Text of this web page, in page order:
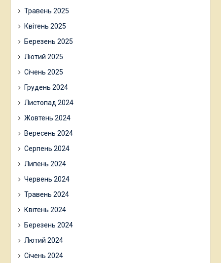
Травень 2025
Квітень 2025
Березень 2025
Лютий 2025
Січень 2025
Грудень 2024
Листопад 2024
Жовтень 2024
Вересень 2024
Серпень 2024
Липень 2024
Червень 2024
Травень 2024
Квітень 2024
Березень 2024
Лютий 2024
Січень 2024